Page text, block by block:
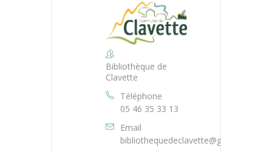
Bibliothèque de
Clavette
Téléphone
05 46 35 33 13
Email
bibliothequedeclavette@gmail.com